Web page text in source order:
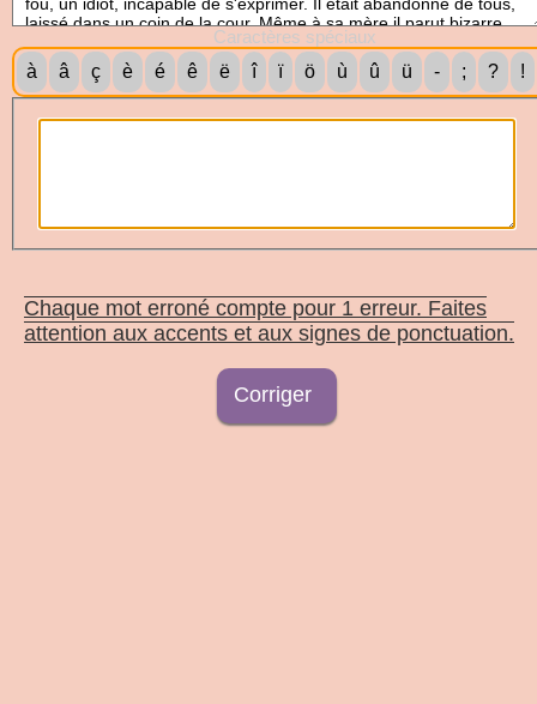
Caractères spéciaux
à
â ç è é ê ë î ï ö ù û ü - ; ? !
Chaque mot erroné compte pour 1 erreur. Faites
attention aux accents et aux signes de ponctuation.